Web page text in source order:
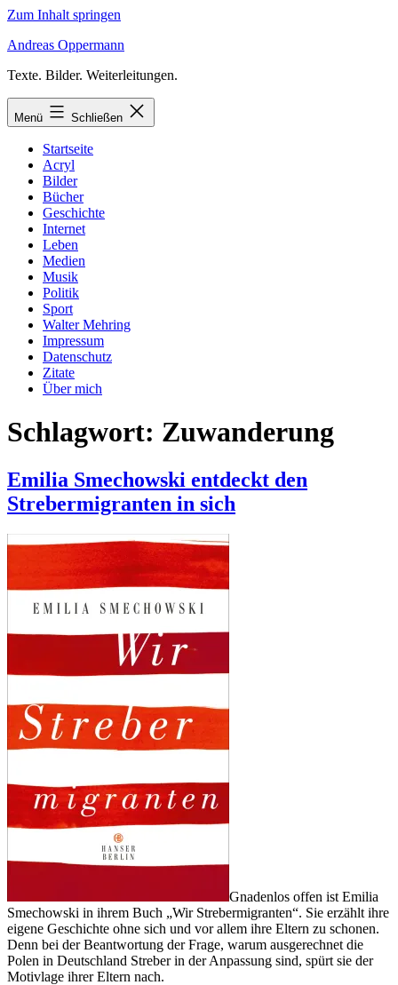
Zum Inhalt springen
Andreas Oppermann
Texte. Bilder. Weiterleitungen.
Menü Schließen
Startseite
Acryl
Bilder
Bücher
Geschichte
Internet
Leben
Medien
Musik
Politik
Sport
Walter Mehring
Impressum
Datenschutz
Zitate
Über mich
Schlagwort: Zuwanderung
Emilia Smechowski entdeckt den
Strebermigranten in sich
Gnadenlos offen ist Emilia
Smechowski in ihrem Buch „Wir Strebermigranten“. Sie erzählt ihre
eigene Geschichte ohne sich und vor allem ihre Eltern zu schonen.
Denn bei der Beantwortung der Frage, warum ausgerechnet die
Polen in Deutschland Streber in der Anpassung sind, spürt sie der
Motivlage ihrer Eltern nach.